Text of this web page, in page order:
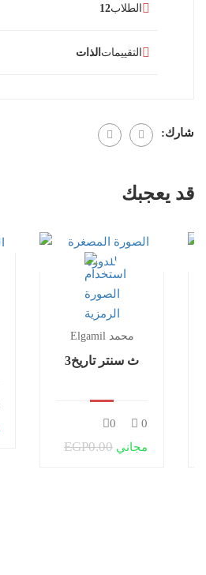
الطلاب12
التقييمات الذات
شارك:
قد يعجبك
Elgamil محمد
3ث سنتر تاريخ
0
0
EGP0.00 مجاني